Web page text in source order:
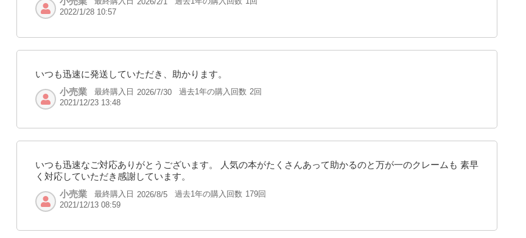
2022/1/28 10:57
いつも迅速に発送していただき、助かります。
小売業
最終購入日 2026/7/30 過去1年の購入回数 2回
2021/12/23 13:48
いつも迅速なご対応ありがとうございます。 人気の本がたくさんあって助かるのと万が一のクレームも 素早
く対応していただき感謝しています。
小売業
最終購入日 2026/8/5 過去1年の購入回数 179回
2021/12/13 08:59